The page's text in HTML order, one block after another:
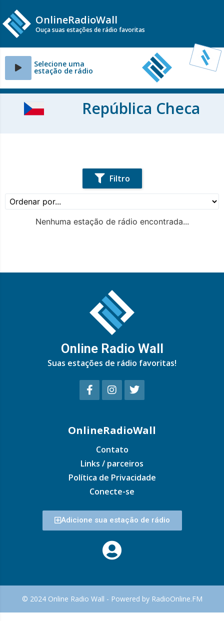
OnlineRadioWall
Ouça suas estações de rádio favoritas
Selecione uma
estação de rádio
República Checa
Filtro
Nenhuma estação de rádio encontrada...
Online Radio Wall
Suas estações de rádio favoritas!
OnlineRadioWall
Contato
Links / parceiros
Política de Privacidade
Conecte-se
Adicione sua estação de rádio
© 2024 Online Radio Wall - Powered by RadioOnline.FM